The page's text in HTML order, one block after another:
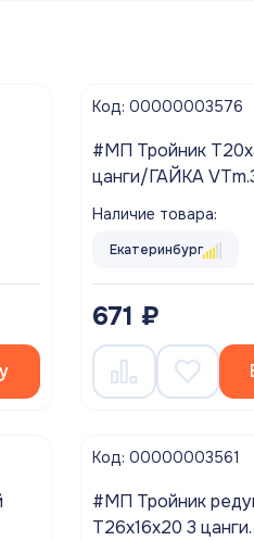
Код: 00000003576
#МП Тройник
цанги/ГАЙКА
VALTEC ###
Наличие товара:
Екатеринбург
671 ₽
Код: 00000003561
#МП Тройник
T26х16х20 3 цанги